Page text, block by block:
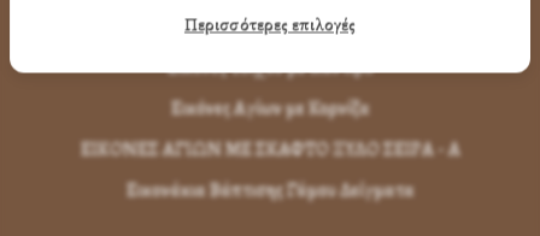
Εικόνες με Φύλλα Χρυσού
Εικόνες Τοίχου με Καντήλι
Εικόνες Αγίων με Κορνίζα
ΕΙΚΟΝΕΣ ΑΓΙΩΝ ΜΕ ΣΚΑΦΤΟ ΞΥΛΟ ΣΕΙΡΑ - Α
Εικονάκια Βάπτισης Γάμου Δείγματα
Περισσότερες επιλογές